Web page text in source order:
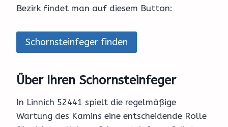
Bezirk findet man auf diesem Button:
Schornsteinfeger finden
Über Ihren Schornsteinfeger
In Linnich 52441 spielt die regelmäßige
Wartung des Kamins eine entscheidende Rolle